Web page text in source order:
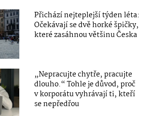
Přichází nejteplejší týden léta:
Očekávají se dvě horké špičky,
které zasáhnou většinu Česka
„Nepracujte chytře, pracujte
dlouho.“ Tohle je důvod, proč
v korporátu vyhrávají ti, kteří
se nepředřou